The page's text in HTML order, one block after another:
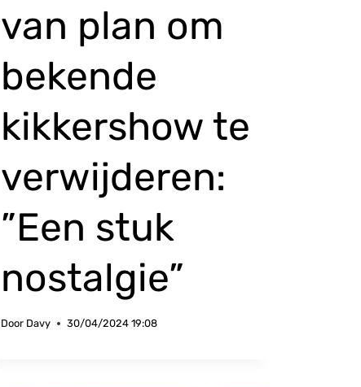
van plan om
bekende
kikkershow te
verwijderen:
”Een stuk
nostalgie”
Door Davy 30/04/2024 19:08